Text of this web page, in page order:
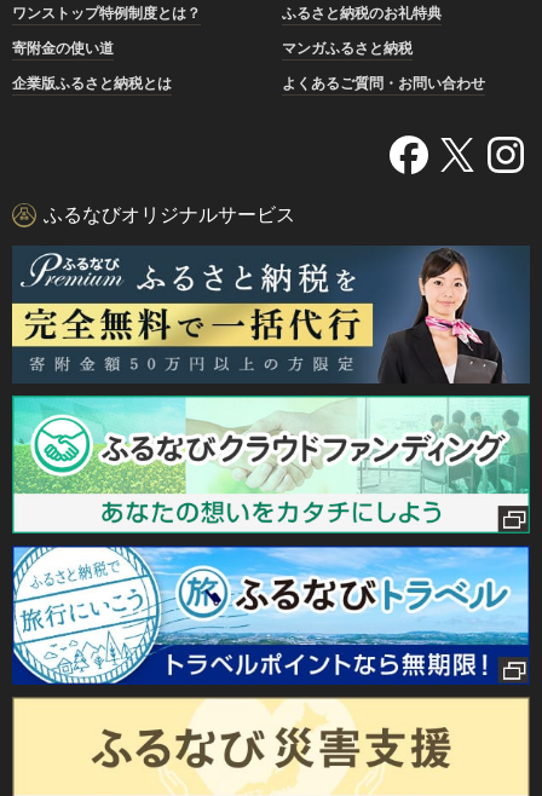
ワンストップ特例制度とは？
ふるさと納税のお礼特典
寄附金の使い道
マンガふるさと納税
企業版ふるさと納税とは
よくあるご質問・お問い合わせ
ふるなびオリジナルサービス